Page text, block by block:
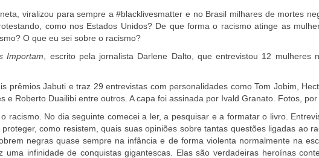
viralizou para sempre a #blacklivesmatter e no Brasil milhares de mortes
como nos Estados Unidos? De que forma o racismo atinge as
O que eu sei sobre o racismo?
Importam , escrito pela jornalista Darlene Dalto, que entrevistou 12 mulheres
prêmios Jabuti e traz 29 entrevistas com personalidades como Tom Jobim,
Roberto Duailibi entre outros. A capa foi assinada por Ivald Granato. Fotos, por
No dia seguinte comecei a ler, a pesquisar e a formatar o livro.
como resistem, quais suas opiniões sobre tantas questões ligadas ao
negras quase sempre na infância e de forma violenta normalmente na
infinidade de conquistas gigantescas. Elas são verdadeiras heroínas